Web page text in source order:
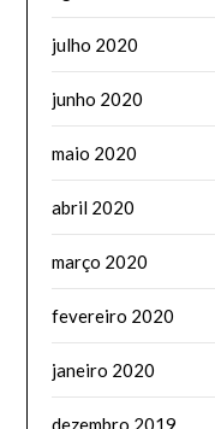
julho 2020
junho 2020
maio 2020
abril 2020
março 2020
fevereiro 2020
janeiro 2020
dezembro 2019